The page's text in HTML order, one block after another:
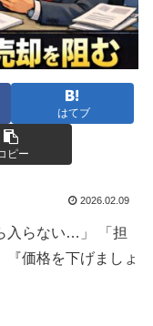
はてブ
ピー
2026.02.09
入らない…」 「担
価格を下げましょ